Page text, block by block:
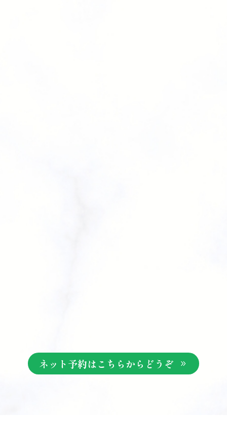
ネット予約はこちらからどうぞ